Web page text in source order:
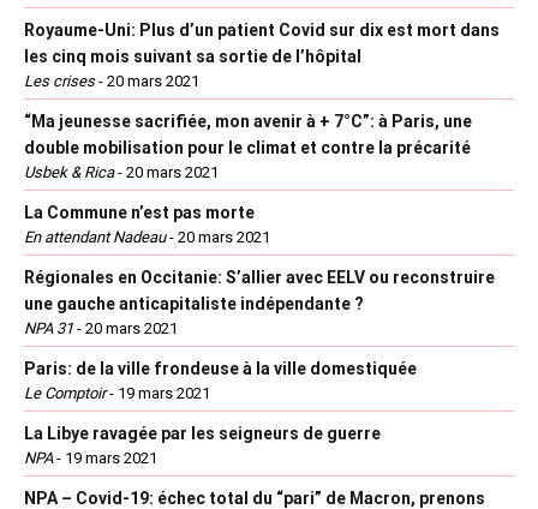
Royaume-Uni: Plus d’un patient Covid sur dix est mort dans
les cinq mois suivant sa sortie de l’hôpital
Les crises- 20 mars 2021
“Ma jeunesse sacrifiée, mon avenir à + 7°C”: à Paris, une
double mobilisation pour le climat et contre la précarité
Usbek & Rica- 20 mars 2021
La Commune n’est pas morte
En attendant Nadeau- 20 mars 2021
Régionales en Occitanie: S’allier avec EELV ou reconstruire
une gauche anticapitaliste indépendante ?
NPA 31 - 20 mars 2021
Paris: de la ville frondeuse à la ville domestiquée
Le Comptoir- 19 mars 2021
La Libye ravagée par les seigneurs de guerre
NPA- 19 mars 2021
NPA – Covid-19: échec total du “pari” de Macron, prenons